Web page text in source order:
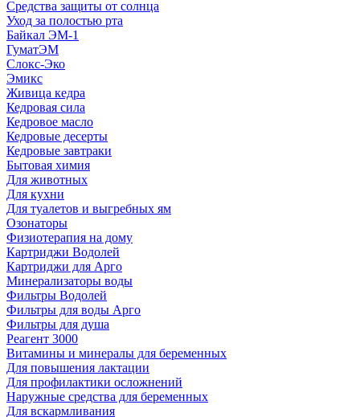
Средства защиты от солнца
Уход за полостью рта
Байкал ЭМ-1
ГуматЭМ
Слокс-Эко
Эмикс
Живица кедра
Кедровая сила
Кедровое масло
Кедровые десерты
Кедровые завтраки
Бытовая химия
Для животных
Для кухни
Для туалетов и выгребных ям
Озонаторы
Физиотерапия на дому
Картриджи Водолей
Картриджи для Арго
Минерализаторы воды
Фильтры Водолей
Фильтры для воды Арго
Фильтры для душа
Реагент 3000
Витамины и минералы для беременных
Для повышения лактации
Для профилактики осложнений
Наружные средства для беременных
Для вскармливания